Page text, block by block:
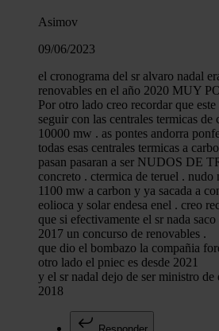
Asimov
09/06/2023
el cronograma del sr alvaro nadal
renovables en el año 2020 MUY
Por otro lado creo recordar que
seguir con las centrales termicas de
10000 mw . as pontes andorra
todas esas centrales termicas a
pasan pasaran a ser NUDOS DE
concreto . ctermica de teruel . nudo
1100 mw a carbon y ya sacada a
eolioca y solar endesa enel . creo
que si efectivamente el sr nada
2017 un concurso de renovables .
que dio el bombazo la compañia
otro lado el pniec es desde 2021
y el sr nadal dejo de ser ministro de
2018